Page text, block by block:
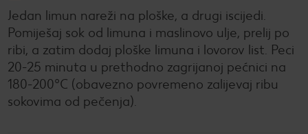
Jedan limun nareži na ploške, a drugi iscijedi.
Pomiješaj sok od limuna i maslinovo ulje, prelij po
ribi, a zatim dodaj ploške limuna i lovorov list. Peci
20-25 minuta u prethodno zagrijanoj pećnici na
180-200°C (obavezno povremeno zalijevaj ribu
sokovima od pečenja).